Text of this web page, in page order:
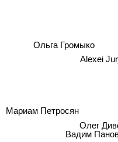
Alexei
Олег
Вадим
Ольга Громыко
Мариам Петросян